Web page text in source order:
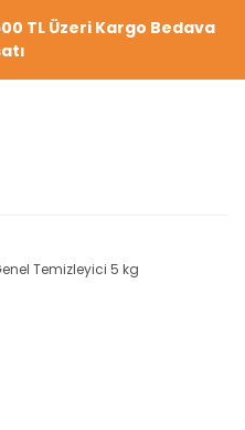
TL Üzeri Kargo Bedava